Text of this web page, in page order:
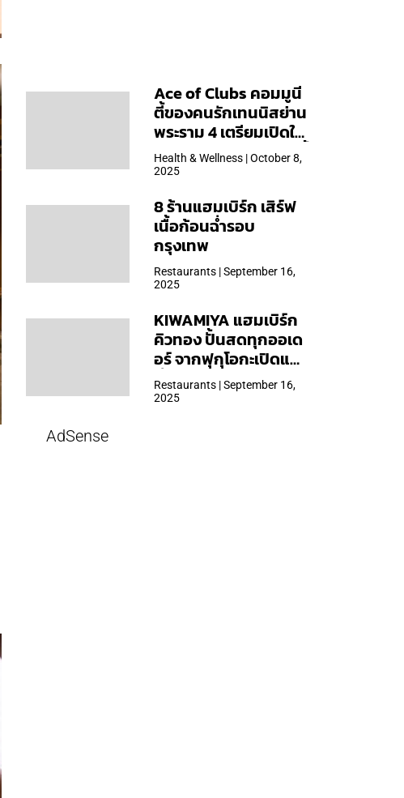
Ace of Clubs คอมมูนี
ตี้ของคนรักเทนนิสย่าน
พระราม 4 เตรียมเปิดให้
บริการวันแรก 19 ต.ค. นี้
Health & Wellness | October 8,
2025
8 ร้านแฮมเบิร์ก เสิร์ฟ
เนื้อก้อนฉ่ำรอบ
กรุงเทพ
Restaurants | September 16,
2025
KIWAMIYA แฮมเบิร์ก
คิวทอง ปั้นสดทุกออเด
อร์ จากฟุกุโอกะเปิดแล้ว
ที่ Central Park
Restaurants | September 16,
2025
AdSense